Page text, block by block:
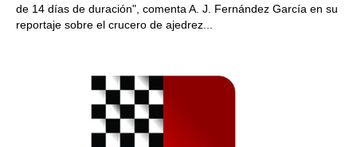
de 14 días de duración", comenta A. J. Fernández García en su
reportaje sobre el crucero de ajedrez...